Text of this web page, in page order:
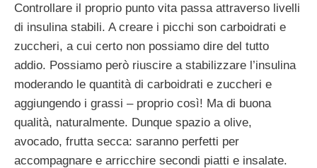
Controllare il proprio punto vita passa attraverso livelli
di insulina stabili. A creare i picchi son carboidrati e
zuccheri, a cui certo non possiamo dire del tutto
addio. Possiamo però riuscire a stabilizzare l’insulina
moderando le quantità di carboidrati e zuccheri e
aggiungendo i grassi – proprio così! Ma di buona
qualità, naturalmente. Dunque spazio a olive,
avocado, frutta secca: saranno perfetti per
accompagnare e arricchire secondi piatti e insalate.